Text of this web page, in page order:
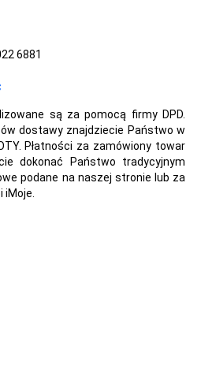
6881
są za pomocą firmy DPD.
dostawy znajdziecie Państwo w
Płatności za zamówiony towar
dokonać Państwo tradycyjnym
podane na naszej stronie lub za
iMoje.